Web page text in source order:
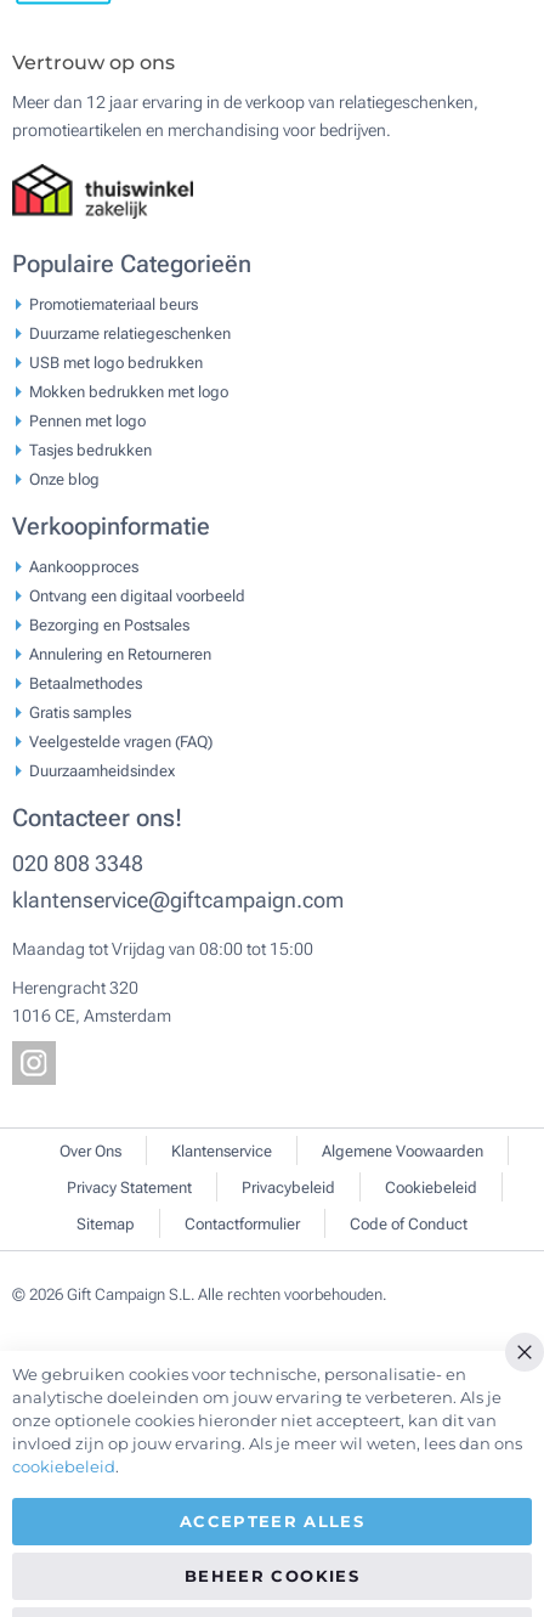
Vertrouw op ons
Meer dan 12 jaar ervaring in de verkoop van relatiegeschenken,
promotieartikelen en merchandising voor bedrijven.
Populaire Categorieën
Promotiemateriaal beurs
Duurzame relatiegeschenken
USB met logo bedrukken
Mokken bedrukken met logo
Pennen met logo
Tasjes bedrukken
Onze blog
Verkoopinformatie
Aankoopproces
Ontvang een digitaal voorbeeld
Bezorging en Postsales
Annulering en Retourneren
Betaalmethodes
Gratis samples
Veelgestelde vragen (FAQ)
Duurzaamheidsindex
Contacteer ons!
020 808 3348
klantenservice@giftcampaign.com
Maandag tot Vrijdag van 08:00 tot 15:00
Herengracht 320
1016 CE, Amsterdam
Over Ons Klantenservice
Algemene Voowaarden
Privacy Statement
Privacybeleid
Cookiebeleid
Sitemap
Contactformulier Code of Conduct
© 2026 Gift Campaign S.L. Alle rechten voorbehouden.
We gebruiken cookies voor technische, personalisatie- en
analytische doeleinden om jouw ervaring te verbeteren. Als je
onze optionele cookies hieronder niet accepteert, kan dit van
invloed zijn op jouw ervaring. Als je meer wil weten, lees dan ons
cookiebeleid.
ACCEPTEER ALLES
BEHEER COOKIES